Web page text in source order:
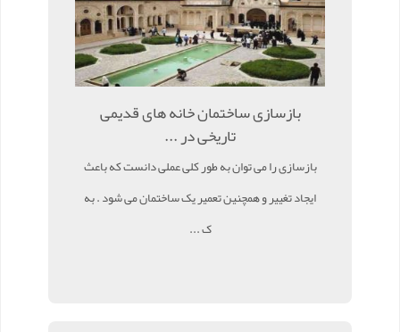
بازسازی ساختمان خانه های قدیمی
تاریخی در ...
بازسازی را می توان به طور کلی عملی دانست که باعث
ایجاد تغییر و همچنین تعمیر یک ساختمان می شود . به
ک ...